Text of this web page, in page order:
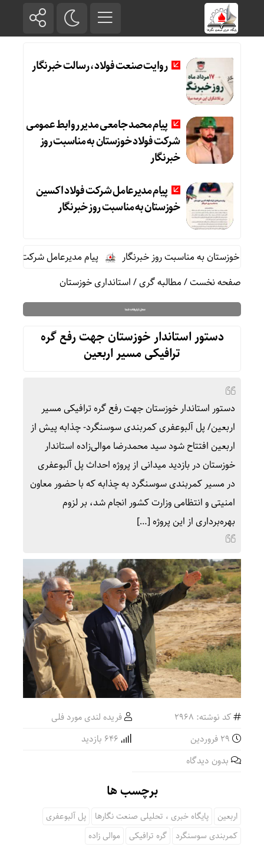
روایت صنعت فولاد،‌ رسالت خبرنگار
پیام محمد جامعی مدیر روابط عمومی
شرکت فولاد خوزستان به مناسبت روز
خبرنگار
پیام مدیرعامل شرکت فولاد اکسین
خوزستان به مناسبت روز خبرنگار
خوزستان به مناسبت روز خبرنگار
پیام مدیرعامل شرکت فولاد
صفحه نخست/مطالبه گری/استانداری خوزستان
دستور استاندار خوزستان جهت رفع گره
ترافیکی مسیر اربعین
دستور استاندار خوزستان جهت رفع گره ترافیکی مسیر
اربعین/ پل آلبوعفری کمربندی سوسنگرد- چذابه پیش از
اربعین افتتاح شود سید محمدرضا موالی‌زاده استاندار
خوزستان در بازدید میدانی از پروژه احداث پل آلبوعفری
در مسیر کمربندی سوسنگرد به چذابه که با حضور معاون
امنیتی و انتظامی وزارت کشور انجام شد، بر لزوم
بهره‌برداری از این پروژه […]
کد نوشته: 2968
فریده لندی مورد فلی
بدون دیدگاه
برچسب ها
اربعین پایگاه خبری ، تحلیلی صنعت نگارها
پل آلبوعفری
کمربندی سوسنگرد
گره ترافیکی موالی زاده